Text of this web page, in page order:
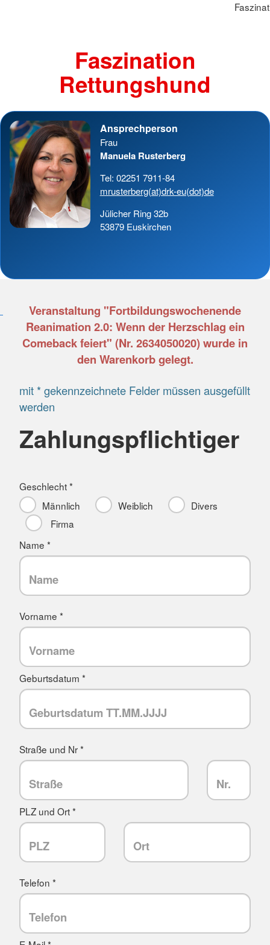
Faszination
Rettungshund
Ansprechperson
Frau
Manuela Rusterberg
Tel: 02251 7911-84
mrusterberg(at)drk-eu(dot)de
Jülicher Ring 32b
53879 Euskirchen
Veranstaltung "Fortbildungswochenende
Reanimation 2.0: Wenn der Herzschlag ein
Comeback feiert" (Nr. 2634050020) wurde in
den Warenkorb gelegt.
mit * gekennzeichnete Felder müssen ausgefüllt
werden
Zahlungspflichtiger
Geschlecht *
Männlich
Weiblich
Divers
Firma
Name *
Vorname *
Geburtsdatum *
Straße und Nr *
PLZ und Ort *
Telefon *